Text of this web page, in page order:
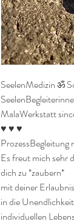
SeelenMedizin ॐ
MalaWerkstatt
♥ ♥ ♥
Es freut mich sehr
dich zu *zaubern*
mit deiner
in die
individuellen